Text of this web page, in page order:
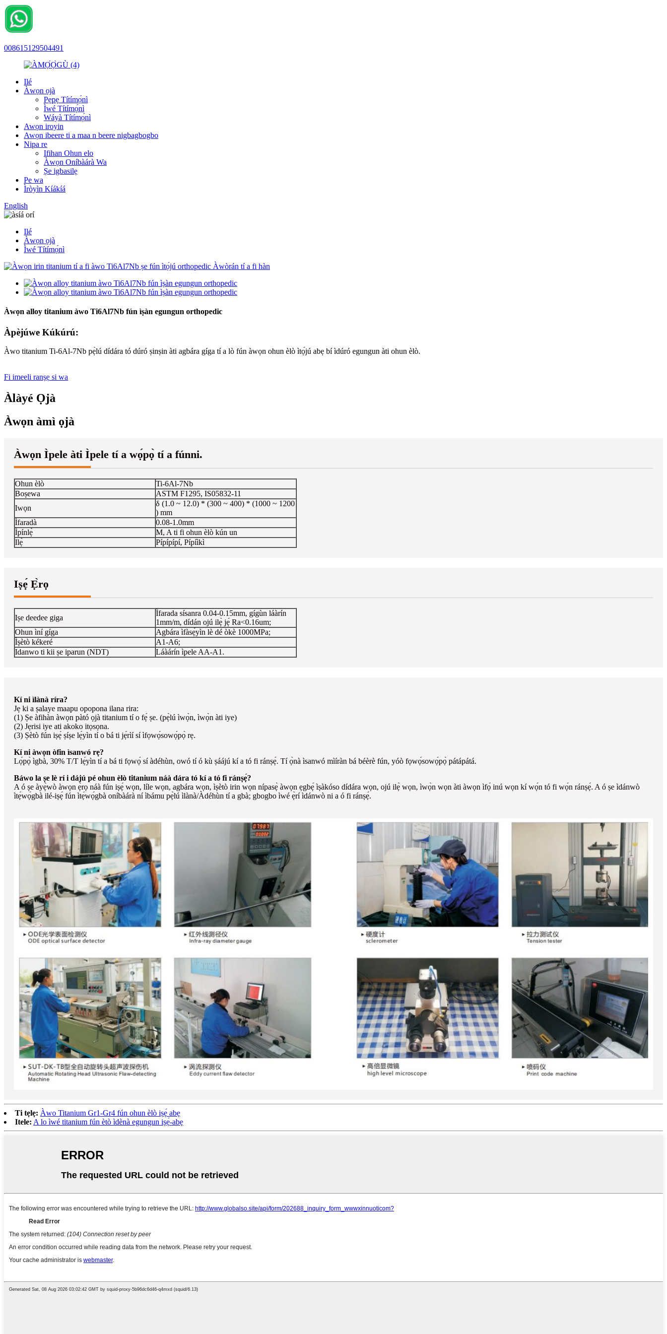
008615129504491
Ilé
Àwọn ọjà
Pẹpẹ Títímọ́nì
Ìwé Títímọ́nì
Wáyà Títímọ́nì
Awọn iroyin
Awọn ibeere ti a maa n beere nigbagbogbo
Nipa re
Ifihan Ohun elo
Àwọn Oníbàárà Wa
Ṣe igbasilẹ
Pe wa
Ìròyìn Kíákíá
English
Ilé
Àwọn ọjà
Ìwé Títímọ́nì
Àwọn alloy titanium àwo Ti6Al7Nb fún ìṣàn egungun orthopedic
Àpèjúwe Kúkúrú:
Àwo titanium Ti-6Al-7Nb pẹ̀lú dídára tó dúró ṣinṣin àti agbára gíga tí a lò fún àwọn ohun èlò ìtọ́jú abẹ bí ìdúró egungun àti ohun èlò.
Fi imeeli ranṣẹ si wa
Àlàyé Ọjà
Àwọn àmì ọjà
Àwọn Ìpele àti Ìpele tí a wọ́pọ̀ tí a fúnni.
Ohun èlò
Ti-6Al-7Nb
Boṣewa
ASTM F1295, IS05832-11
Iwọn
δ (1.0 ~ 12.0) * (300 ~ 400) * (1000 ~ 1200
) mm
Ìfaradà
0.08-1.0mm
Ìpínlẹ̀
M, A ti fi ohun èlò kún un
Ilẹ̀
Pípípípí, Pípíìkì
Iṣẹ́ Ẹ̀rọ
Iṣe deedee giga
Ìfarada sísanra 0.04-0.15mm, gígùn láàrín
1mm/m, dídán ojú ilẹ̀ jẹ́ Ra<0.16um;
Ohun ìní gíga
Agbára ìfàsẹ́yìn lè dé òkè 1000MPa;
Ìṣètò kékeré
A1-A6;
Idanwo ti kii ṣe iparun (NDT)
Láàárín ìpele AA-A1.
Kí ni ìlànà ríra?
Jẹ ki a ṣalaye maapu opopona ilana rira:
(1) Ṣe àfihàn àwọn pàtó ọjà titanium tí o fẹ́ ṣe. (pẹ̀lú ìwọ̀n, ìwọ̀n àti iye)
(2) Jẹrisi iye ati akoko itọsọna.
(3) Ṣètò fún iṣẹ́ ṣíṣe lẹ́yìn tí o bá ti jẹ́rìí sí ìfọwọ́sowọ́pọ̀ rẹ.
Kí ni àwọn òfin ìsanwó rẹ?
Lọ́pọ̀ ìgbà, 30% T/T lẹ́yìn tí a bá ti fọwọ́ sí àdéhùn, owó tí ó kù ṣáájú kí a tó fi ránṣẹ́. Tí ọ̀nà ìsanwó mìíràn bá béèrè fún, yóò fọwọ́sowọ́pọ̀ pátápátá.
Báwo la ṣe lè rí i dájú pé ohun èlò titanium náà dára tó kí a tó fi ránṣẹ́?
A ó ṣe àyẹ̀wò àwọn ẹ̀rọ náà fún iṣẹ́ wọn, líle wọn, agbára wọn, ìṣètò irin wọn nípasẹ̀ àwọn ẹgbẹ́ ìṣàkóso dídára wọn, ojú ilẹ̀ wọn, ìwọ̀n wọn àti àwọn ìfọ́ inú wọn kí wọ́n tó fi wọ́n ránṣẹ́. A ó ṣe ìdánwò
ìtẹ́wọ́gbà ilé-iṣẹ́ fún ìtẹ́wọ́gbà oníbàárà ní ìbámu pẹ̀lú ìlànà/Àdéhùn tí a gbà; gbogbo ìwé ẹ̀rí ìdánwò ni a ó fi ránṣẹ́.
Ti tẹlẹ: Àwo Titanium Gr1-Gr4 fún ohun èlò iṣẹ́ abẹ
Itele: A lo ìwé titanium fún ètò ìdènà egungun iṣẹ́-abẹ